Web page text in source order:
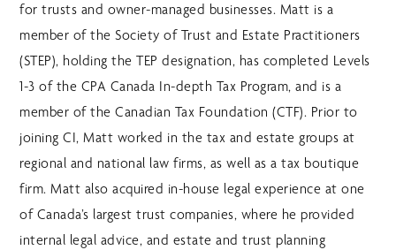
for trusts and owner-managed businesses. Matt is a
member of the Society of Trust and Estate Practitioners
(STEP), holding the TEP designation, has completed Levels
1-3 of the CPA Canada In-depth Tax Program, and is a
member of the Canadian Tax Foundation (CTF). Prior to
joining CI, Matt worked in the tax and estate groups at
regional and national law firms, as well as a tax boutique
firm. Matt also acquired in-house legal experience at one
of Canada’s largest trust companies, where he provided
internal legal advice, and estate and trust planning